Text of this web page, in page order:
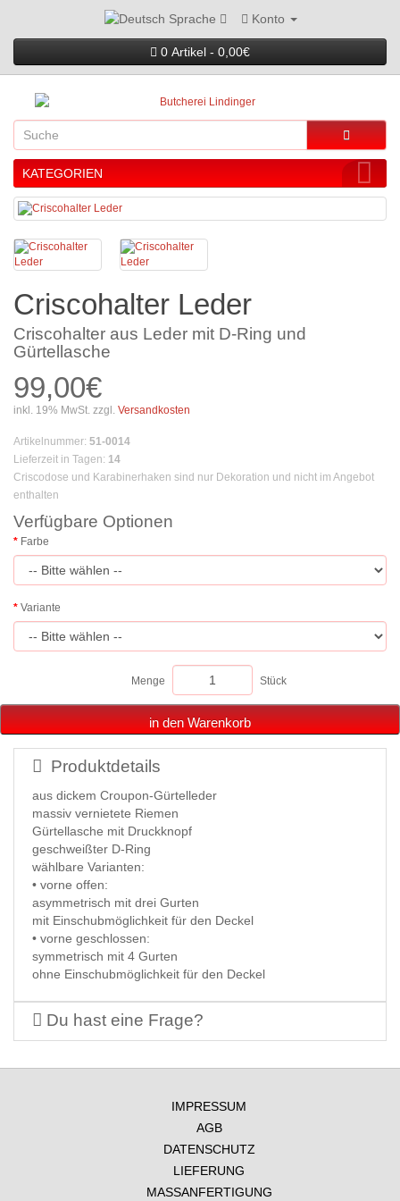
Sprache Konto
0 Artikel - 0,00€
KATEGORIEN
Criscohalter Leder
Criscohalter aus Leder mit D-Ring und
Gürtellasche
99,00€
inkl. 19% MwSt. zzgl. Versandkosten
Artikelnummer: 51-0014
Lieferzeit in Tagen: 14
Criscodose und Karabinerhaken sind nur Dekoration und nicht im Angebot
enthalten
Verfügbare Optionen
Farbe
Variante
Menge Stück
in den Warenkorb
Produktdetails
aus dickem Croupon-Gürtelleder
massiv vernietete Riemen
Gürtellasche mit Druckknopf
geschweißter D-Ring
wählbare Varianten:
• vorne offen:
asymmetrisch mit drei Gurten
mit Einschubmöglichkeit für den Deckel
• vorne geschlossen:
symmetrisch mit 4 Gurten
ohne Einschubmöglichkeit für den Deckel
Du hast eine Frage?
IMPRESSUM
AGB
DATENSCHUTZ
LIEFERUNG
MASSANFERTIGUNG